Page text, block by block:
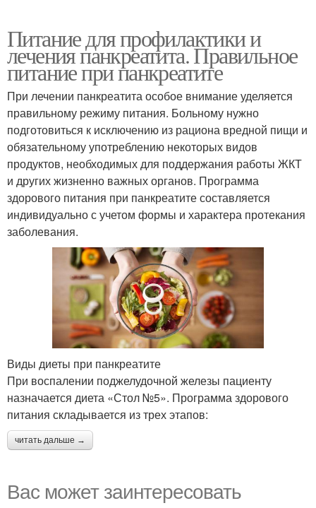
Питание для профилактики и
лечения панкреатита. Правильное
питание при панкреатите
При лечении панкреатита особое внимание уделяется
правильному режиму питания. Больному нужно
подготовиться к исключению из рациона вредной пищи и
обязательному употреблению некоторых видов
продуктов, необходимых для поддержания работы ЖКТ
и других жизненно важных органов. Программа
здорового питания при панкреатите составляется
индивидуально с учетом формы и характера протекания
заболевания.
Виды диеты при панкреатите
При воспалении поджелудочной железы пациенту
назначается диета «Стол №5». Программа здорового
питания складывается из трех этапов:
читать дальше →
Вас может заинтересовать